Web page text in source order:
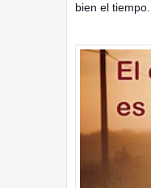
bien el tiempo.